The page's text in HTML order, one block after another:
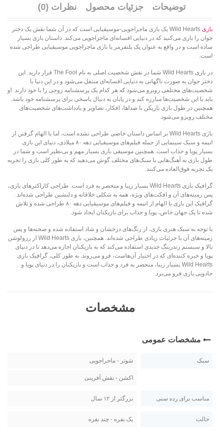
توضیحات جزئیات محصول نظرات (0)
بازی
Wild Hearts یک بازی ماجراجویی-موسیقیایی است که در آن شما نقش یک دختر
جوان را بازی می‌کنید که در دنیایی افسانه‌ای ماجراجویی می‌کند. داستان بازی بسیار
ساده است و در واقع به عنوان یک پلتفرمر یا بازی ماجراجویی موسیقیایی طراحی شده
است.
در بازی Wild Hearts شما در نقش شخصیت اصلی به نام The Fool قرار دارید. این
دختر جوان به صورت ناگهانی به دنیایی افسانه‌ای منتقل می‌شود و در این دنیا با
شخصیت‌های مختلفی روبرو می‌شود که هر کدام یک پرسشنامه روحی را با خود دارند. او
باید با این شخصیت‌ها مبارزه کند و در پایان به دنبال پاسخی برای پرسشنامه خود باشد.
همچنین در طول بازی بازیکن با صداها، افکار، تصاویر و یادداشت‌های شخصیت‌های
مختلف روبرو می‌شود.
بازی Wild Hearts بر اساس داستان خاصی طراحی نشده است، اما با الهام گرفتن از
انیمه و سبک سینمایی از جمله فیلم‌های موسیقیایی دهه ۸۰ میلادی، دنیای این بازی
بسیار پویا و جذاب است. همچنین موسیقی بازی بسیار مهم و بی‌نظیر است و شما در
طول بازی به آهنگ‌هایی با سبک‌های مختلف گوش می‌دهید که به طور کلی بازی را تجربه
یک تجربه فوق‌العاده می‌کنند.
گرافیک بازی Wild Hearts بسیار زیبا و منحصر به فرد است. طراحی کاراکترهای بازی،
پس زمینه‌های آن و افکت‌های ویژه، همه به شکلی خلاقانه و دلنشین طراحی شده‌اند.
گرافیک این بازی با الهام از انیمه و فیلم‌های موسیقیایی دهه ۸۰ طراحی شده و تلاش
شده تا یک جهان خاص، پویا و جذاب برای بازیکنان ایجاد شود.
با توجه به سبک هنری بازی، از رنگ‌های درخشان و شاد استفاده شده و صحنه‌ها و پس
زمینه‌های آن با جزئیات زیادی طراحی شده‌اند. همچنین، بازی Wild Hearts از رزولوشن
بالا و سیستم رندرینگ جدیدی استفاده می‌کند که به بازیکنان اجازه می‌دهد تا در دنیای
پویا و خیره کننده‌ای که در اختیار آن‌هاست، فرو می‌روند. به طور کلی، گرافیک بازی
Wild Hearts بسیار زیبا، منحصر به فرد و جذاب است و بازیکنان را در دنیای پویا و
جادویی بازی فرو می‌برد.
مشخصات
مشخصات عمومی
سبک شوتر - ماجراجویی
اکشن - نقش آفرینی
مناسب برای رده سنی بزرگتر از ۱۲ سال
حالت یک نفره - چند نفره